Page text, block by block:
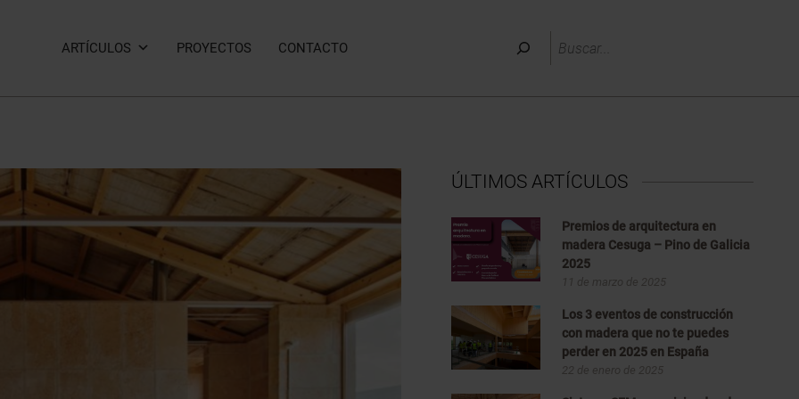
ARTÍCULOS PROYECTOS CONTACTO Buscar
ÚLTIMOS ARTÍCULOS
Premios de arquitectura en
madera Cesuga – Pino de Galicia
2025
11 de marzo de 2025
Los 3 eventos de construcción
con madera que no te puedes
perder en 2025 en España
22 de enero de 2025